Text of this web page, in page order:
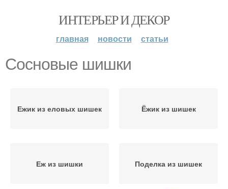
ИНТЕРЬЕР И ДЕКОР
главная новости статьи
Сосновые шишки
Ежик из еловых шишек Ёжик из шишек
Еж из шишки Поделка из шишек